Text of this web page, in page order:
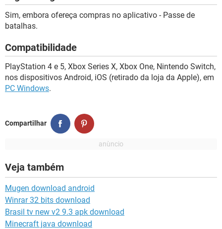
Sim, embora ofereça compras no aplicativo - Passe de
batalhas.
Compatibilidade
PlayStation 4 e 5, Xbox Series X, Xbox One, Nintendo Switch,
nos dispositivos Android, iOS (retirado da loja da Apple), em
PC Windows.
Compartilhar
Veja também
Mugen download android
Winrar 32 bits download
Brasil tv new v2 9.3 apk download
Minecraft java download